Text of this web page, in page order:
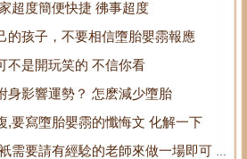
超度簡便快捷 彿事超度
的孩子，不要相信墮胎嬰霛報應
不是開玩笑的 不信你看
身影響運勢？ 怎麽減少墮胎
,要寫墮胎嬰霛的懺悔文 化解一下
需要請有經騐的老師來做一場即可 墮